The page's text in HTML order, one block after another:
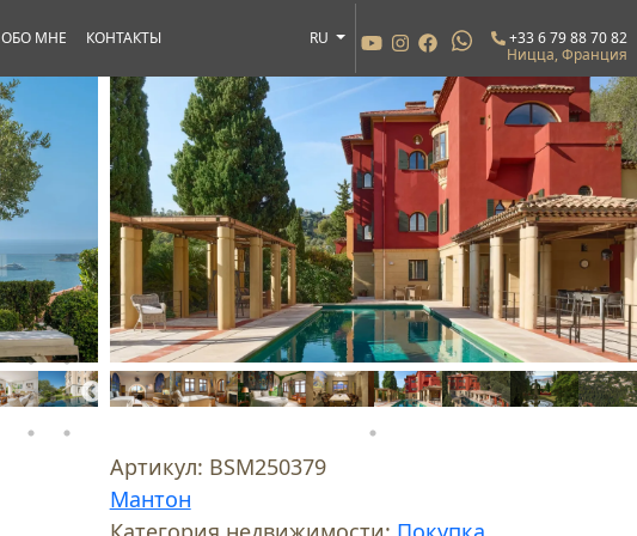
ОБО МНЕ КОНТАКТЫ RU
+33 6 79 88 70 82
Ницца, Франция
Артикул: BSM250379
Мантон